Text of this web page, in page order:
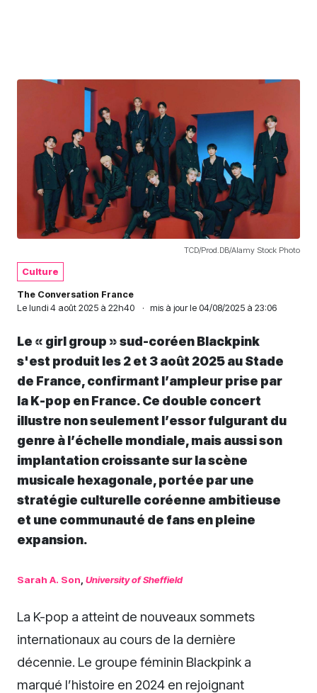
TCD/Prod.DB/Alamy Stock Photo
Culture
The Conversation France
Le lundi 4 août 2025 à 22h40 · mis à jour le 04/08/2025 à 23:06
Le « girl group » sud-coréen Blackpink
s'est produit les 2 et 3 août 2025 au Stade
de France, confirmant l’ampleur prise par
la K-pop en France. Ce double concert
illustre non seulement l’essor fulgurant du
genre à l’échelle mondiale, mais aussi son
implantation croissante sur la scène
musicale hexagonale, portée par une
stratégie culturelle coréenne ambitieuse
et une communauté de fans en pleine
expansion.
Sarah A. Son University of Sheffield
La K-pop a atteint de nouveaux sommets
internationaux au cours de la dernière
décennie. Le groupe féminin Blackpink a
marqué l’histoire en 2024 en rejoignant